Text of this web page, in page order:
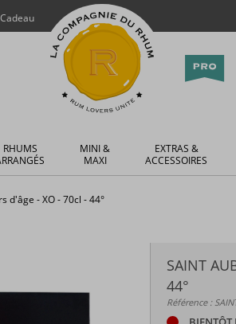
RHUMS
MINI &
MAXI
EXTRAS &
ACCESSOIRES
d'âge - XO - 70cl - 44°
SAINT
44°
Référence :